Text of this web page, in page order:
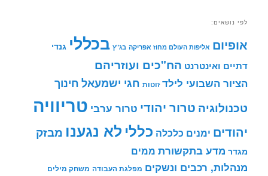
לפי נושאים:
אופיום אליפות העולם מחוז אפריקה בג"ץ בכללי גנדי
דתיים ואינטרנט הח"כים ועוזריהם
הציור השבועי לילד זוטות חגי ישמעאל חינוך
טכנולוגיה טרור יהודי טרור ערבי טריוויה
יהודים ימנים כלכלה כללי לא נגענו מבזק
מגדר מדע בתקשורת ממים
מנהלות, רכבים ונשקים מפלגת העבודה משחק מילים